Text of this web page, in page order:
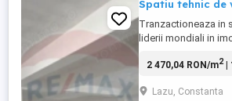
Spatiu tehnic de
Tranzactioneaza in
liderii mondiali in
oferă spre vânzare
,cu suprafață de
2 470,04 RON/m2|
Lazu, Constanta